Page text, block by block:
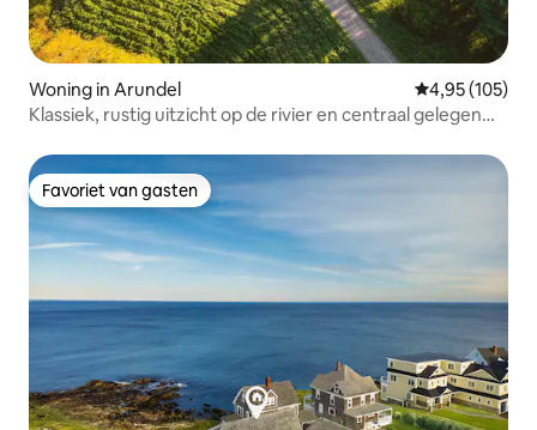
Woning in Arundel Gemiddelde
4,95 (105)
Klassiek, rustig uitzicht op de rivier en centraal gelegen
Favoriet van gasten
Favoriet van gasten